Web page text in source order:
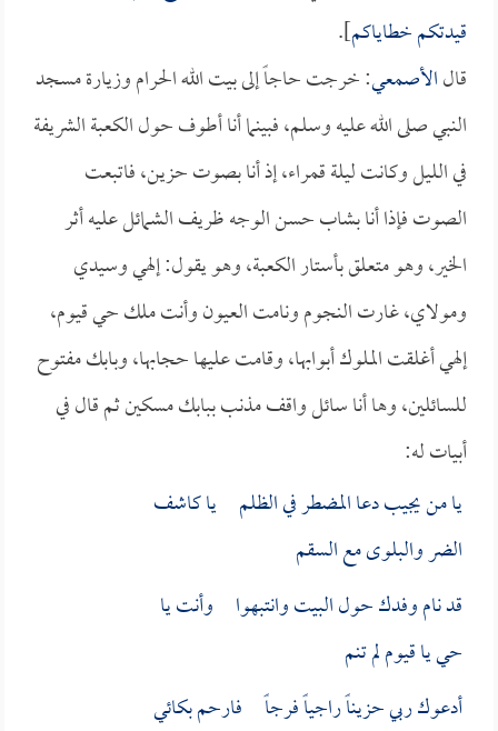
قيدتكم خطاياكم].
قالالأصمعي: خرجت حاجاً إلى بيت الله الحرام وزيارة مسجد
النبي صلى الله عليه وسلم، فبينما أنا أطوف حول الكعبة الشريفة
في الليل وكانت ليلة قمراء، إذ أنا بصوت حزين، فاتبعت
الصوت فإذا أنا بشاب حسن الوجه ظريف الشمائل عليه أثر
الخير، وهو متعلق بأستار الكعبة، وهو يقول: إلهي وسيدي
ومولاي، غارت النجوم ونامت العيون وأنت ملك حي قيوم،
إلهي أغلقت الملوك أبوابها، وقامت عليها حجابها، وبابك مفتوح
للسائلين، وها أنا سائل واقف مذنب ببابك مسكين ثم قال في
أبيات له:
يا من يجيب دعا المضطر في الظلم يا كاشف
الضر والبلوى مع السقم
قد نام وفدك حول البيت وانتبهوا وأنت يا
حي يا قيوم لم تنم
أدعوك ربي حزيناً راجياً فرجاً فارحم بكائي